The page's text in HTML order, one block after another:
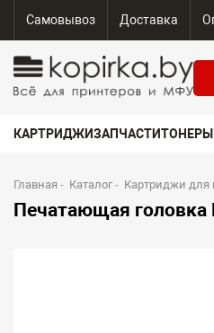
Самовывоз Доставка
КАРТРИДЖИЗАПЧАСТИТОНЕРЫ
Главная - Каталог - Картриджи
Печатающая головка